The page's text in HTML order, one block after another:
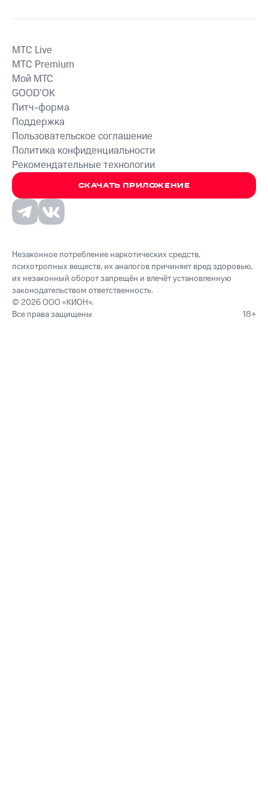
СКАЧАТЬ ПРИЛОЖЕНИЕ
MTС Live
MTС Premium
Мой МТС
GOOD’OK
Питч-форма
Поддержка
Пользовательское соглашение
Политика конфиденциальности
Рекомендательные технологии
Незаконное потребление наркотических средств,
психотропных веществ, их аналогов причиняет вред здоровью,
их незаконный оборот запрещён и влечёт установленную
законодательством ответственность.
© 2026 ООО «КИОН».
Все права защищены
18+